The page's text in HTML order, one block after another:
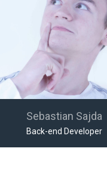
Sebastian Sajda
Back-end Developer